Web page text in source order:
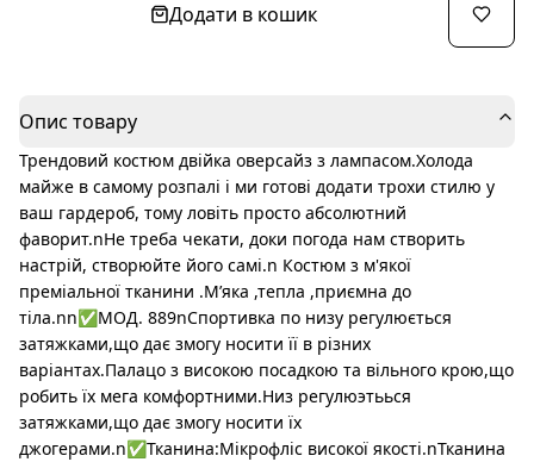
Додати в кошик
Опис товару
Трендовий костюм двійка оверсайз з лампасом.Холода
майже в самому розпалі і ми готові додати трохи стилю у
ваш гардероб, тому ловіть просто абсолютний
фаворит.nНе треба чекати, доки погода нам створить
настрій, створюйте його самі.n Костюм з м'якої
преміальної тканини .М’яка ,тепла ,приємна до
тіла.nn✅МОД. 889nСпортивка по низу регулюється
затяжками,що дає змогу носити її в різних
варіантах.Палацо з високою посадкою та вільного крою,що
робить їх мега комфортними.Низ регулюэтьься
затяжками,що дає змогу носити їх
джогерами.n✅Тканина:Мікрофліс високої якості.nТканина